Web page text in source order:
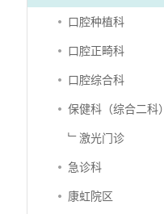
口腔种植科
口腔正畸科
口腔综合科
保健科（综合二科）
﹂激光门诊
急诊科
康虹院区